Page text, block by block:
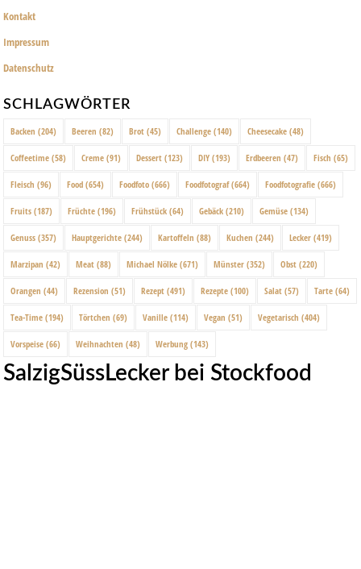
Kontakt
Impressum
Datenschutz
SCHLAGWÖRTER
Backen (204) Beeren (82) Brot (45) Challenge (140) Cheesecake (48)
Coffeetime (58) Creme (91) Dessert (123) DIY (193) Erdbeeren (47) Fisch (65)
Fleisch (96) Food (654) Foodfoto (666) Foodfotograf(664) Foodfotografie (666)
Fruits (187) Früchte (196) Frühstück (64) Gebäck (210) Gemüse (134)
Genuss (357) Hauptgerichte (244) Kartoffeln (88) Kuchen (244) Lecker (419)
Marzipan (42) Meat (88) Michael Nölke (671) Münster (352) Obst (220)
Orangen (44) Rezension (51) Rezept (491) Rezepte (100) Salat (57) Tarte (64)
Tea-Time (194) Törtchen (69) Vanille (114) Vegan (51) Vegetarisch (404)
Vorspeise (66) Weihnachten (48) Werbung (143)
SalzigSüssLecker bei Stockfood